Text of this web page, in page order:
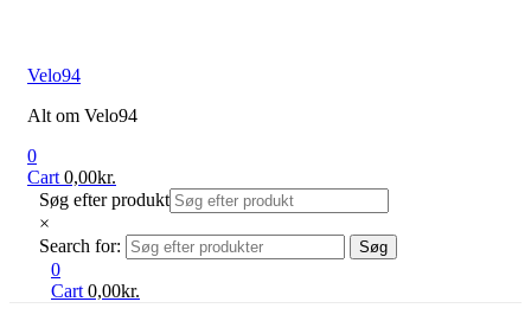
Velo94
Alt om Velo94
0
Cart 0,00kr.
Søg efter produkt
×
Search for:
Søg
0
Cart 0,00kr.